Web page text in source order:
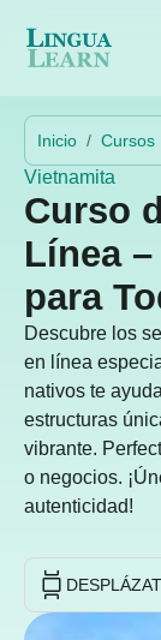
Inicio Cursos
Vietnamita
Curso
Línea
para
Descubre los
en línea
nativos te
estructuras
vibrante.
o negocios.
autenticidad!